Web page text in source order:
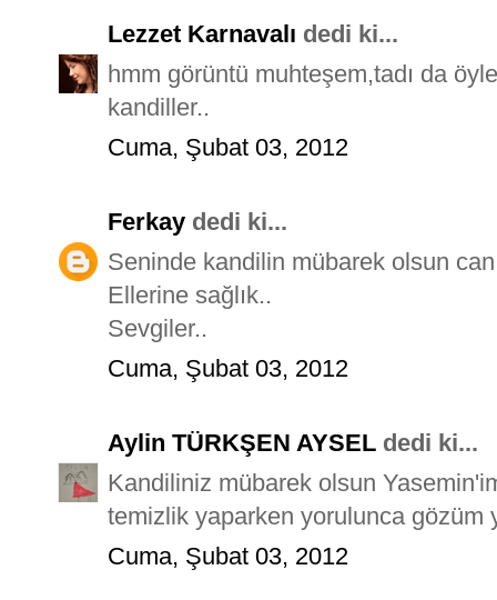
Lezzet Karnavalı dedi ki...
hmm görüntü muhteşem,tadı da
kandiller..
Cuma, Şubat 03, 2012
Ferkay dedi ki...
Seninde kandilin mübarek olsun
Ellerine sağlık..
Sevgiler..
Cuma, Şubat 03, 2012
Aylin TÜRKŞEN AYSEL dedi ki...
Kandiliniz mübarek olsun
temizlik yaparken yorulunca gözüm
Cuma, Şubat 03, 2012